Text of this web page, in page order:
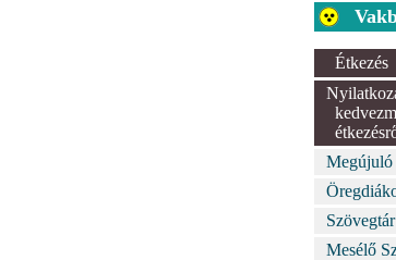
Étkezés
Megújuló
Szövegtár
Mesélő